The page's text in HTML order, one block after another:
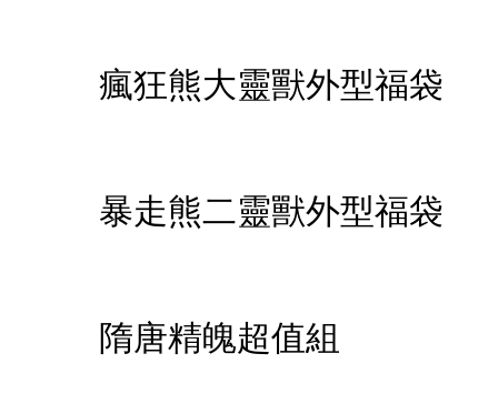
瘋狂熊大靈獸外型福袋
暴走熊二靈獸外型福袋
隋唐精魄超值組